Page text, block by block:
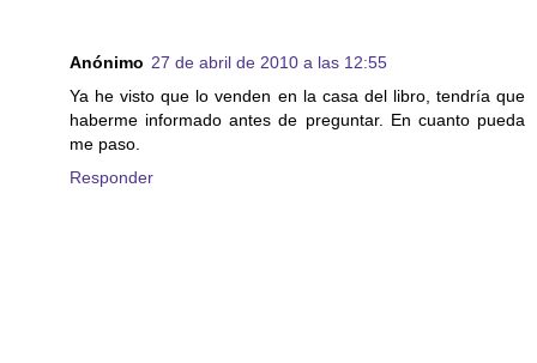
Anónimo 27 de abril de 2010 a las 12:55
Ya he visto que lo venden en la casa del libro, tendría que
haberme informado antes de preguntar. En cuanto pueda
me paso.
Responder